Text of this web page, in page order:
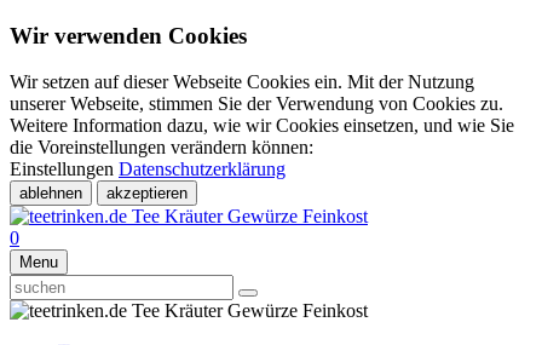
Wir verwenden Cookies
Wir setzen auf dieser Webseite Cookies ein. Mit der Nutzung
unserer Webseite, stimmen Sie der Verwendung von Cookies zu.
Weitere Information dazu, wie wir Cookies einsetzen, und wie Sie
die Voreinstellungen verändern können:
Einstellungen Datenschutzerklärung
ablehnen akzeptieren
0
Menu